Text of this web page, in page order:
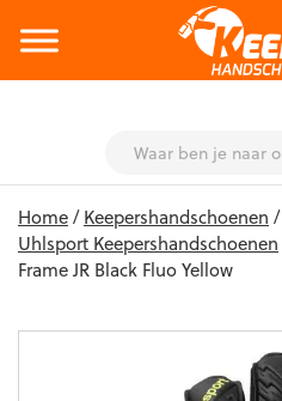
content
Home/Keepershandschoenen /
Uhlsport Keepershandschoenen
Frame JR Black Fluo Yellow